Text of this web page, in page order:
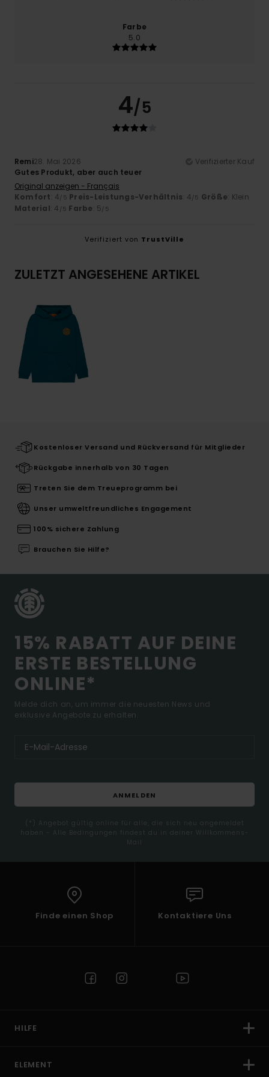
Farbe
5.0
4/5
Remi28. Mai 2026
Verifizierter Kauf
Gutes Produkt, aber auch teuer
Original anzeigen - Français
Komfort: 4/5 Preis-Leistungs-Verhältnis: 4/5 Größe: Klein
Material: 4 /5 Farbe: 5/5
Verifiziert von TrustVille
ZULETZT ANGESEHENE ARTIKEL
Kostenloser Versand und Rückversand für Mitglieder
Rückgabe innerhalb von 30 Tagen
Treten Sie dem Treueprogramm bei
Unser umweltfreundliches Engagement
100% sichere Zahlung
Brauchen Sie Hilfe?
15% RABATT AUF DEINE
ERSTE BESTELLUNG
ONLINE*
Melde dich an, um immer die neuesten News und
exklusive Angebote zu erhalten.
ANMELDEN
(*) Angebot gültig online für alle, die sich neu angemeldet
haben - Alle Bedingungen findest du in deiner Willkommens-
Mail
Finde einen Shop Kontaktiere Uns
HILFE
ELEMENT